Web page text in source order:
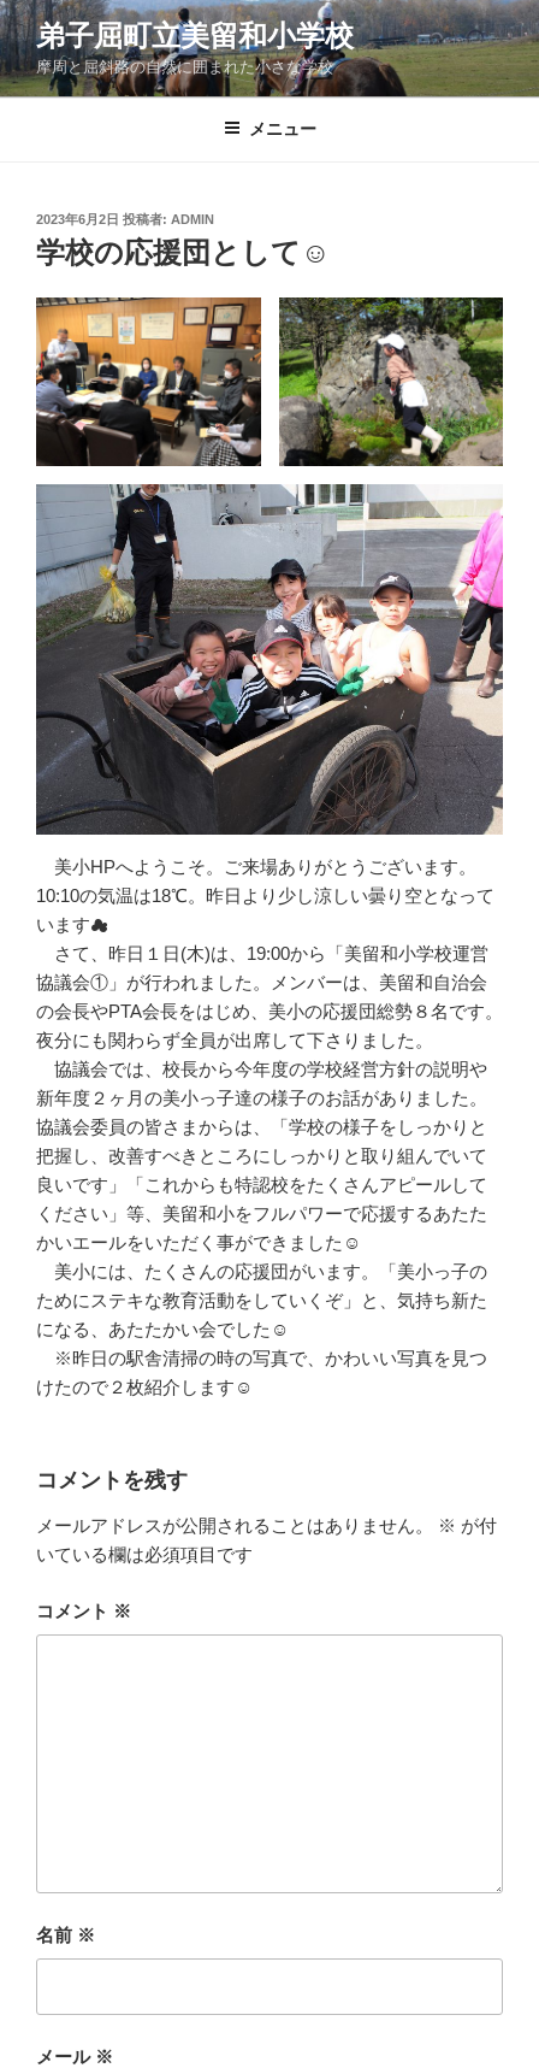
コ
ン
テ
ン
弟子屈町立美留和小学校
摩周と屈斜路の自然に囲まれた小さな学校
メニュー
投
稿
日:
2023年6月2日 投稿者: ADMIN
学校の応援団として☺
美小HPへようこそ。ご来場ありがとうございます。
10:10の気温は18℃。昨日より少し涼しい曇り空となって
います☁
さて、昨日１日(木)は、19:00から「美留和小学校運営
協議会①」が行われました。メンバーは、美留和自治会
の会長やPTA会長をはじめ、美小の応援団総勢８名です。
夜分にも関わらず全員が出席して下さりました。
協議会では、校長から今年度の学校経営方針の説明や
新年度２ヶ月の美小っ子達の様子のお話がありました。
協議会委員の皆さまからは、「学校の様子をしっかりと
把握し、改善すべきところにしっかりと取り組んでいて
良いです」「これからも特認校をたくさんアピールして
ください」等、美留和小をフルパワーで応援するあたた
かいエールをいただく事ができました☺
美小には、たくさんの応援団がいます。「美小っ子の
ためにステキな教育活動をしていくぞ」と、気持ち新た
になる、あたたかい会でした☺
※昨日の駅舎清掃の時の写真で、かわいい写真を見つ
けたので２枚紹介します☺
コメントを残す
メールアドレスが公開されることはありません。 ※ が付
いている欄は必須項目です
コメント ※
名前 ※
メール ※